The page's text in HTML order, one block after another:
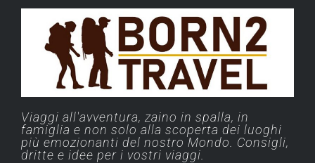
Viaggi all'avventura, zaino in spalla, in
famiglia e non solo alla scoperta dei luoghi
più emozionanti del nostro Mondo. Consigli,
dritte e idee per i vostri viaggi.